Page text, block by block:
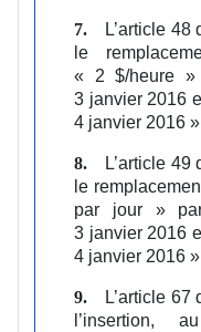
7.
L’article 48
le
« 2 $/heure »
3 janvier 2016
4 janvier 2016
8.
L’article 49
le
par jour »
3 janvier 2016
4 janvier 2016
9.
L’article 67
l’insertion,